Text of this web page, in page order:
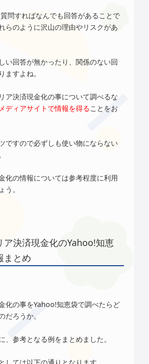
問すればなんでも回答があることで
らのように沢山の理由やリスクがあ
い回答が無かったり、関係のない回
ますよね。
ア決済現金化の事について調べるな
ディアサイトで情報を得ることをお
ですので必ずしも使い物にならない
化の情報については参考程度に利用
。
ア決済現金化のYahoo!知恵
まとめ
化の事をYahoo!知恵袋で調べたらど
だろうか。
、参考となる例をまとめました。